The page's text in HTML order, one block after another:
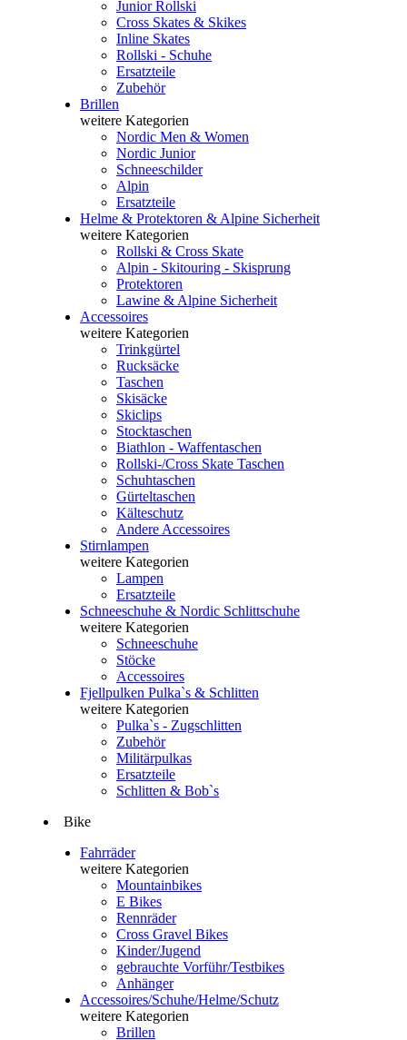
Junior Rollski
Cross Skates & Skikes
Inline Skates
Rollski - Schuhe
Ersatzteile
Zubehör
Brillen
weitere Kategorien
Nordic Men & Women
Nordic Junior
Schneeschilder
Alpin
Ersatzteile
Helme & Protektoren & Alpine Sicherheit
weitere Kategorien
Rollski & Cross Skate
Alpin - Skitouring - Skisprung
Protektoren
Lawine & Alpine Sicherheit
Accessoires
weitere Kategorien
Trinkgürtel
Rucksäcke
Taschen
Skisäcke
Skiclips
Stocktaschen
Biathlon - Waffentaschen
Rollski-/Cross Skate Taschen
Schuhtaschen
Gürteltaschen
Kälteschutz
Andere Accessoires
Stirnlampen
weitere Kategorien
Lampen
Ersatzteile
Schneeschuhe & Nordic Schlittschuhe
weitere Kategorien
Schneeschuhe
Stöcke
Accessoires
Fjellpulken Pulka`s & Schlitten
weitere Kategorien
Pulka`s - Zugschlitten
Zubehör
Militärpulkas
Ersatzteile
Schlitten & Bob`s
Bike
Fahrräder
weitere Kategorien
Mountainbikes
E Bikes
Rennräder
Cross Gravel Bikes
Kinder/Jugend
gebrauchte Vorführ/Testbikes
Anhänger
Accessoires/Schuhe/Helme/Schutz
weitere Kategorien
Brillen